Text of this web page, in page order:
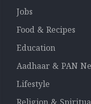
Jobs
Food & Recipes
Education
Aadhaar & PAN
Lifestyle